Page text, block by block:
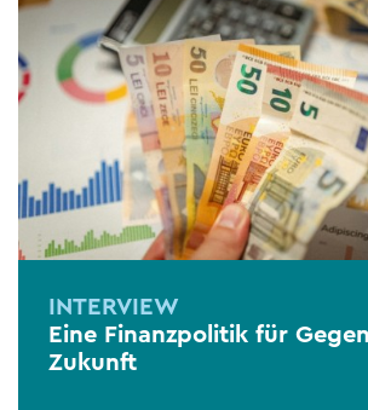
INTERVIEW
Eine Finanzpolitik für
Zukunft